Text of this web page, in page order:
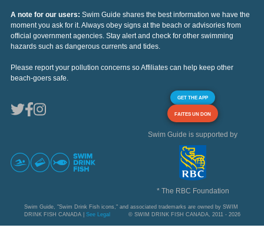
A note for our users: Swim Guide shares the best information we have the
moment you ask for it. Always obey signs at the beach or advisories from
official government agencies. Stay alert and check for other swimming
hazards such as dangerous currents and tides.
Please report your pollution concerns so Affiliates can help keep other
beach-goers safe.
GET THE APP
FAITES UN DON
Swim Guide is supported by
* The RBC Foundation
Swim Guide, "Swim Drink Fish icons," and associated trademarks are owned by SWIM
DRINK FISH CANADA | See Legal © SWIM DRINK FISH CANADA, 2011 - 2026